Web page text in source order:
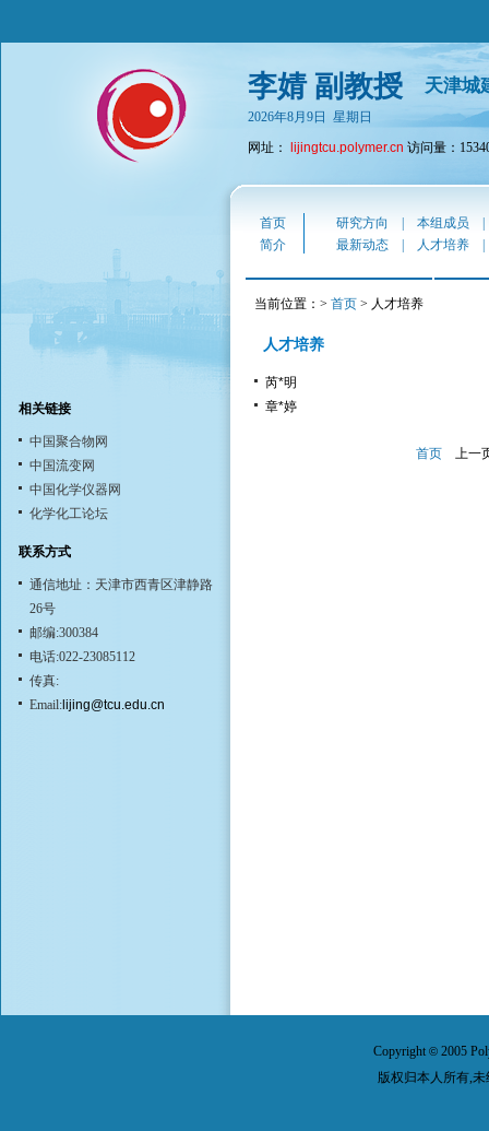
李婧 副教授 天津城
2026年8月9日 星期日
网址：
lijingtcu.polymer.cn 访问量：
相关链接
中国聚合物网
中国流变网
中国化学仪器网
化学化工论坛
联系方式
通信地址：天津市西青区津静路
26号
邮编:300384
电话:022-23085112
传真:
Email:lijing@tcu.edu.cn
首页 研究方向 本组成员
简介
最新动态 人才培养
当前位置：> 首页 > 人才培养
人才培养
芮*明
章*婷
首页 上一
Copyright© 2005
版权归本人所有,